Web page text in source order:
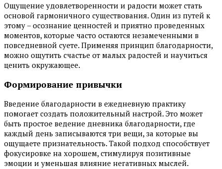
Ощущение удовлетворенности и радости может стать
основой гармоничного существования. Один из путей к
этому – осознание ценностей и приятно проведенных
моментов, которые часто остаются незамеченными в
повседневной суете. Применяя принцип благодарности,
можно ощутить счастье от малых радостей и научиться
ценить окружающее.
Формирование привычки
Введение благодарности в ежедневную практику
помогает создать положительный настрой. Это может
быть простое ведение дневника благодарности, где
каждый день записываются три вещи, за которые вы
ощущаете признательность. Такой подход способствует
фокусировке на хорошем, стимулируя позитивные
эмоции и уменьшая влияние негативных мыслей.